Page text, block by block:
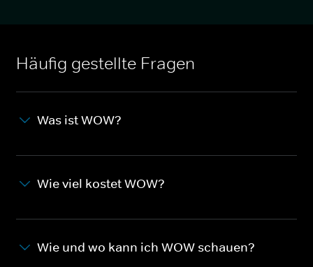
Häufig gestellte Fragen
Was ist WOW?
Wie viel kostet WOW?
Wie und wo kann ich WOW schauen?